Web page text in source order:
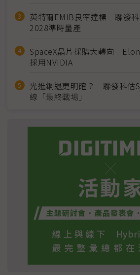
英特爾EMIB良率達標 聯發科
2028準時量產
SpaceX晶片採購大轉向
採用NVIDIA
光進銅退更明確？ 聯發科估
線「最終戰場」